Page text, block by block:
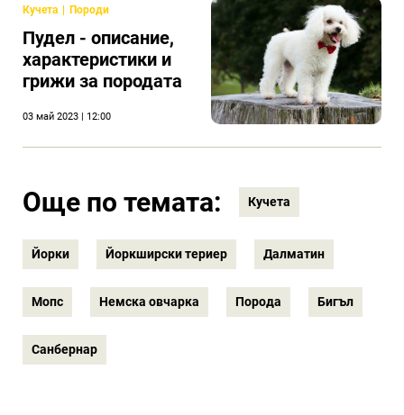
Кучета Породи
Пудел - описание,
характеристики и
грижи за породата
03 май 2023 | 12:00
Още по темата: Кучета
Йорки Йоркширски териер Далматин
Мопс Немска овчарка Порода Бигъл
Санбернар